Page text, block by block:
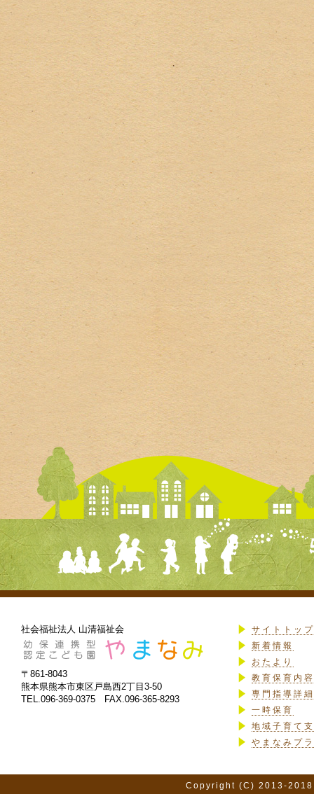
社会福祉法人 山清福祉会
〒861-8043
熊本県熊本市東区戸島西2丁目3-50
TEL.096-369-0375 FAX.096-365-8293
サイトトップ
新着情報
おたより
教育保育内
専門指導詳細
一時保育
地域子育て
やまなみプ
Copyright (C) 2013-